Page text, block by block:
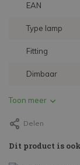
EAN
Type lamp
Fitting
Dimbaar
Toon meer
Delen
Dit product is